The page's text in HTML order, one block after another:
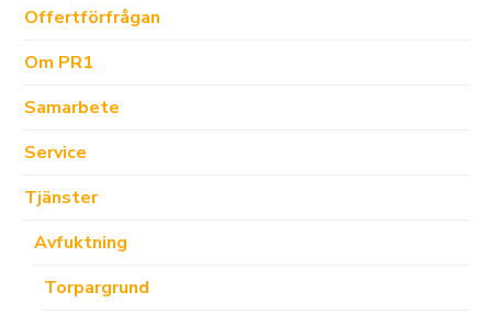
Offertförfrågan
Om PR1
Samarbete
Service
Tjänster
Avfuktning
Torpargrund